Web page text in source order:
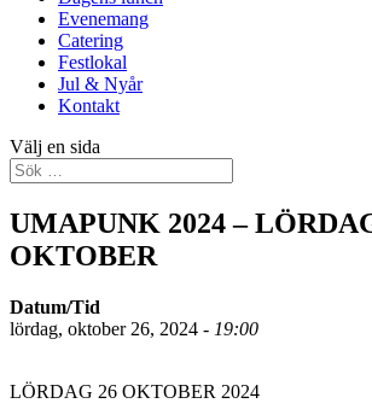
Evenemang
Catering
Festlokal
Jul & Nyår
Kontakt
Välj en sida
UMAPUNK 2024 –
OKTOBER
Datum/Tid
lördag, oktober 26, 2024 - 19:00
LÖRDAG 26 OKTOBER 2024